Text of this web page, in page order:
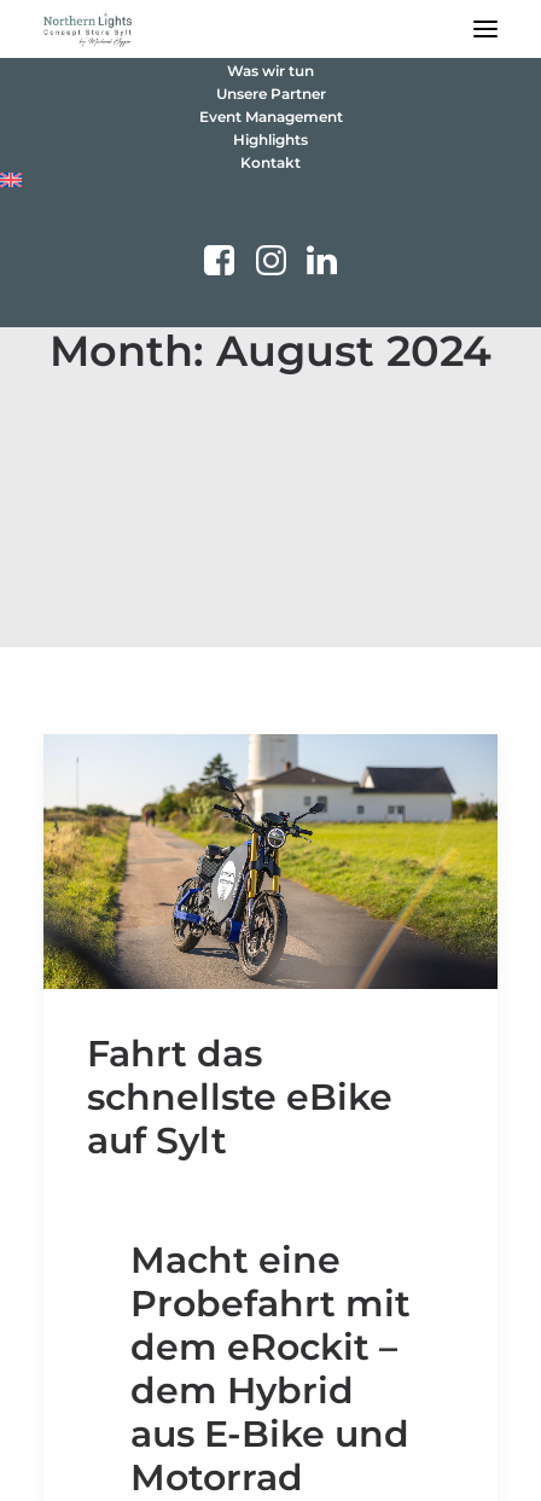
Was wir tun
Unsere Partner
Event Management
Highlights
Kontakt
Month: August 2024
Fahrt das
schnellste eBike
auf Sylt
Macht eine
Probefahrt mit
dem eRockit –
dem Hybrid
aus E-Bike und
Motorrad